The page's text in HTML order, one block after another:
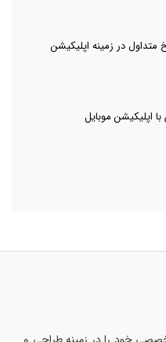
در زمینه اپلیکیشن
اپلیکیشن موبایل